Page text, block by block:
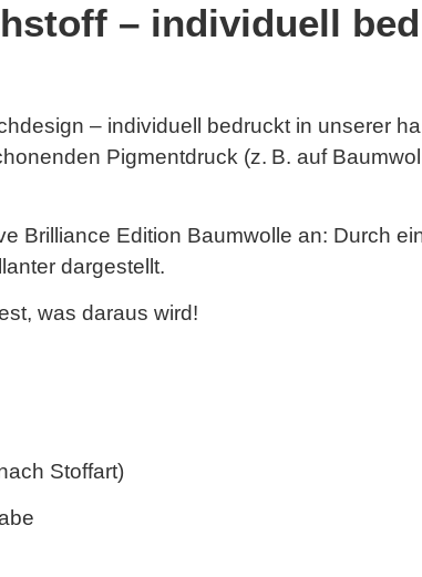
– individuell
– individuell bedruckt in unserer
Pigmentdruck (z. B. auf
Brilliance Edition Baumwolle an: Durch
dargestellt.
was daraus wird!
Stoffart)